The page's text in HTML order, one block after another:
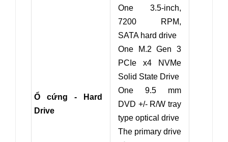
Ổ cứng - Hard
Drive
One 3.5-inch,
7200 RPM,
SATA hard drive
One M.2 Gen 3
PCIe x4 NVMe
Solid State Drive
One 9.5 mm
DVD +/- R/W tray
type optical drive
The primary drive